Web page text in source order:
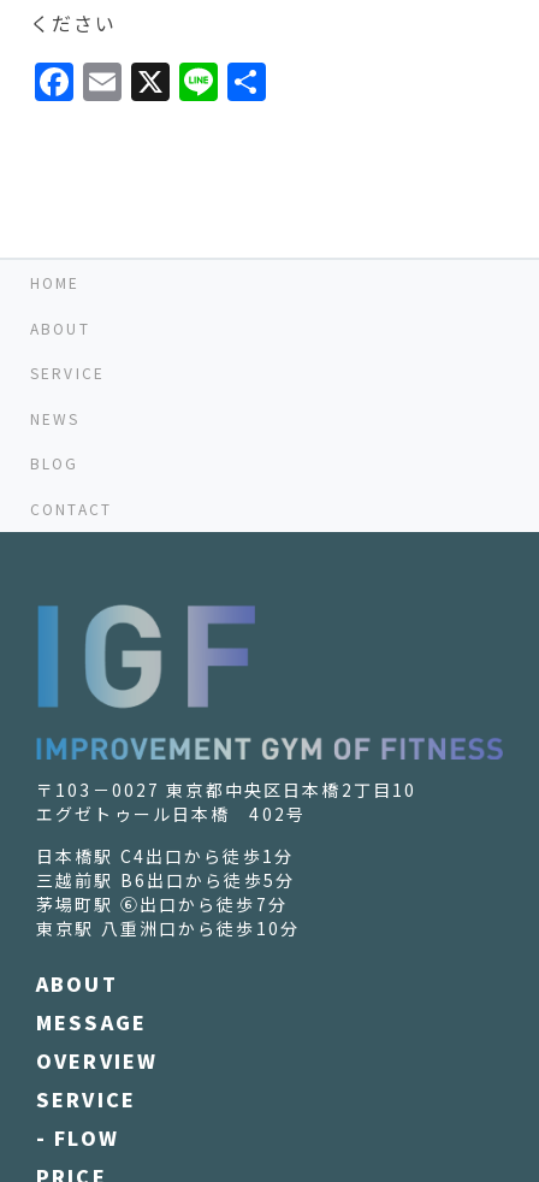
ください
Facebook
Email
X Line
HOME
ABOUT
SERVICE
NEWS
BLOG
CONTACT
〒103－0027 東京都中央区日本橋2丁目10
エグゼトゥール日本橋 402号
日本橋駅 C4出口から徒歩1分
三越前駅 B6出口から徒歩5分
茅場町駅 ⑥出口から徒歩7分
東京駅 八重洲口から徒歩10分
ABOUT
MESSAGE
OVERVIEW
SERVICE
- FLOW